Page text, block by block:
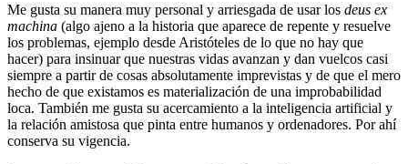
Me gusta su manera muy personal y arriesgada de usar los deus ex
machina (algo ajeno a la historia que aparece de repente y resuelve
los problemas, ejemplo desde Aristóteles de lo que no hay que
hacer) para insinuar que nuestras vidas avanzan y dan vuelcos casi
siempre a partir de cosas absolutamente imprevistas y de que el mero
hecho de que existamos es materialización de una improbabilidad
loca. También me gusta su acercamiento a la inteligencia artificial y
la relación amistosa que pinta entre humanos y ordenadores. Por ahí
conserva su vigencia.